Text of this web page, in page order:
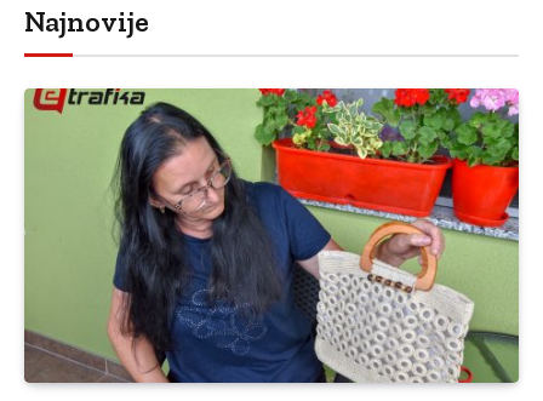
Najnovije